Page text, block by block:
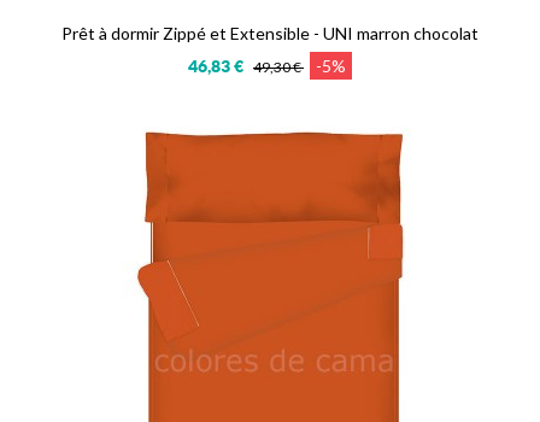
Prêt à dormir Zippé et Extensible - UNI marron chocolat
46,83 € 49,30 € -5%